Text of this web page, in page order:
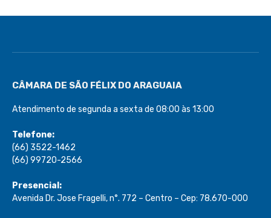
CÂMARA DE SÃO FÉLIX DO ARAGUAIA
Atendimento de segunda a sexta de 08:00 às 13:00
Telefone:
(66) 3522-1462
(66) 99720-2566
Presencial:
Avenida Dr. Jose Fragelli, n°. 772 – Centro – Cep: 78.670-000